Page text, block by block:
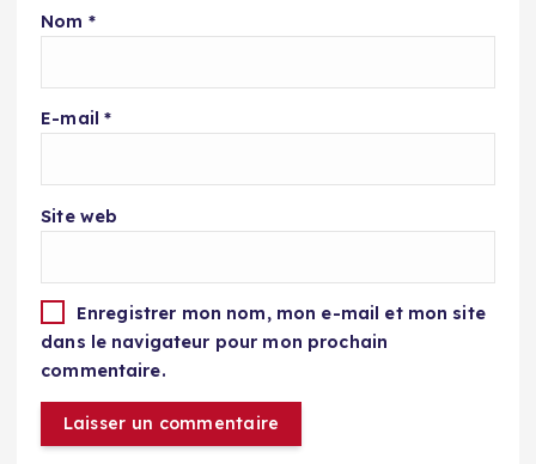
Nom *
E-mail*
Site web
Enregistrer mon nom, mon e-mail et mon site
dans le navigateur pour mon prochain
commentaire.